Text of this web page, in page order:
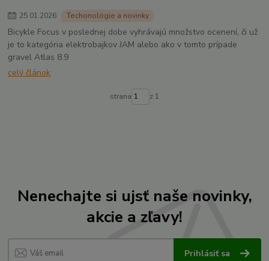
25.01.2026 Techonológie a novinky
Bicykle Focus v poslednej dobe vyhrávajú množstvo ocenení, či už
je to kategória elektrobajkov JAM alebo ako v tomto prípade
gravel Atlas 8.9
celý článok
strana z 1
Nenechajte si ujsť naše novinky,
akcie a zľavy!
Prihlásiť sa